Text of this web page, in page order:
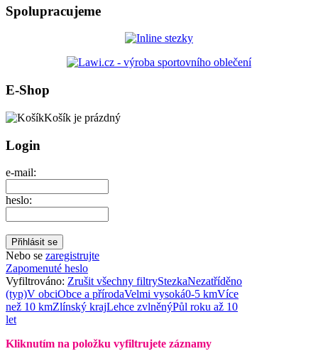
Spolupracujeme
E-Shop
Košík je prázdný
Login
e-mail:
heslo:
Nebo se zaregistrujte
Zapomenuté heslo
Vyfiltrováno: Zrušit všechny filtryStezkaNezatříděno
(typ)V obciObce a přírodaVelmi vysoká0-5 kmVíce
než 10 kmZlínský krajLehce zvlněnýPůl roku až 10
let
Kliknutím na položku vyfiltrujete záznamy